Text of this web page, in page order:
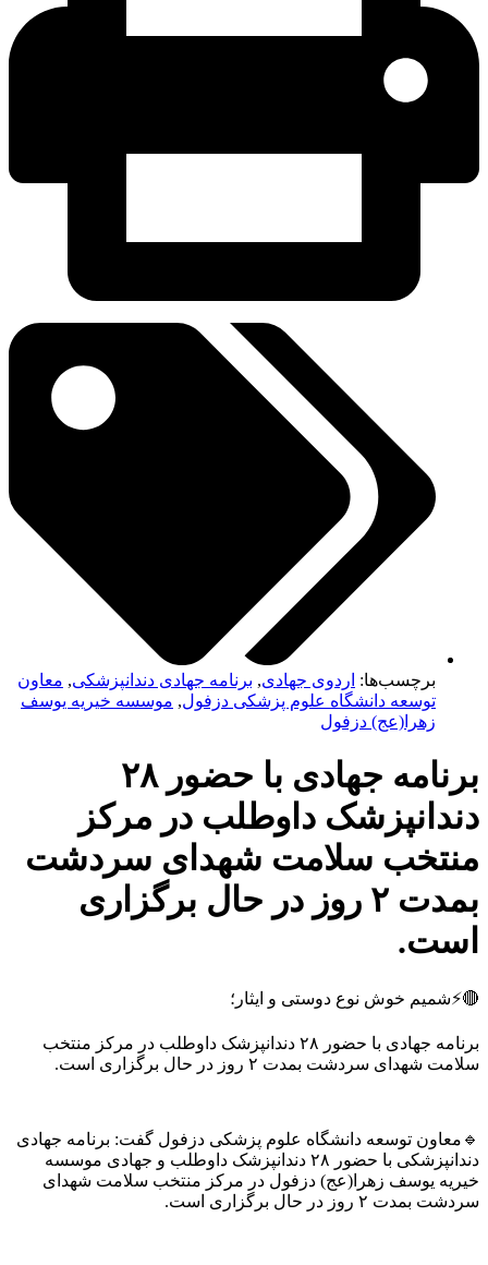
برچسب‌ها:اردوی جهادی,برنامه جهادی دندانپزشکی ,معاون
توسعه دانشگاه علوم پزشکی دزفول, موسسه خیریه یوسف
زهرا(عج) دزفول
برنامه جهادی با حضور ۲۸
داوطلب در مرکز
سلامت شهدای سردشت
بمدت ۲ روز در حال برگزاری
خوش نوع دوستی و ایثار؛
برنامه جهادی با حضور ۲۸ دندانپزشک داوطلب در مرکز منتخب
سردشت بمدت ۲ روز در حال برگزاری است.
توسعه دانشگاه علوم پزشکی دزفول گفت: برنامه جهادی
دندانپزشکی با حضور ۲۸ دندانپزشک داوطلب و جهادی موسسه
یوسف زهرا(عج) دزفول در مرکز منتخب سلامت شهدای
۲ روز در حال برگزاری است.